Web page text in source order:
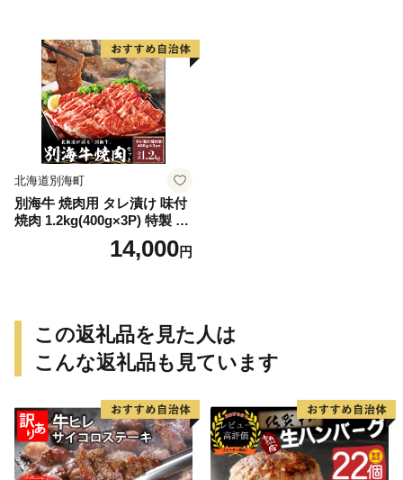
くら 鮭いくら 国産いくら 北
海道産いくら 地場産いくら
道産いくら 別海町 ふるさと
納税 ふるさと ikura )
北海道別海町
別海牛 焼肉用 タレ漬け 味付
焼肉 1.2kg(400g×3P) 特製 焼
肉用つけだれつき【北海道
別海町産】【FF000FA01】
肉 牛肉 北海道産肉 北海道産
牛肉 道産肉 道産牛肉 肉ギフ
ト 牛肉ギフト 肉セット 牛肉
セット 肉お取り寄せ 牛肉お
料無料 焼肉 牛肉 焼肉 和牛
焼肉 焼肉用 ボリューム肉 ）
14,000円
この返礼品を見た人は
こんな返礼品も見ています